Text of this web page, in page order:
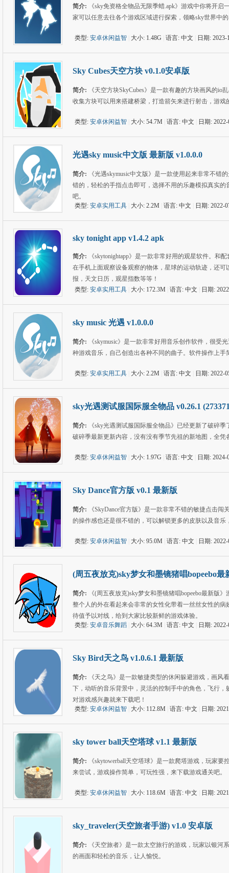
简介:
《sky免资格全物品无限季蜡.apk》游戏中你将开
家可以任意去往各个游戏区域进行探索，领略sky世界中
类型: 安卓休闲益智 大小: 1.48G 语言: 中文 日期: 2023-
Sky Cubes天空方块 v0.1.0安卓版
简介:
《天空方块SkyCubes》是一款有趣的方块画风的
收集方块可以用来搭建桥梁，打造箭矢来进行射击，游
类型: 安卓休闲益智 大小: 54.7M 语言: 中文 日期:
光遇sky music中文版 最新版 v1.0.0.0
简介:
《光遇skymusic中文版》是一款使用起来非常不
错的，轻松的手指点击即可，选择不用的乐趣模拟真实
吧。
类型: 安卓实用工具 大小: 2.2M 语言: 中文 日期: 2022-
sky tonight app v1.4.2 apk
简介:
《skytonightapp》是一款非常好用的观星软件。
在手机上面观察设备观察的物体，星球的运动轨迹，还
报，天文日历，观星指数等等！
类型: 安卓实用工具 大小: 172.3M 语言: 中文 日期:
sky music 光遇 v1.0.0.0
简介:
《skymusic》是一款非常好用音乐创作软件，很
种游戏音乐，自己创造出各种不同的曲子。软件操作上手
类型: 安卓实用工具 大小: 2.2M 语言: 中文 日期: 2022-
sky光遇测试服国际服全物品 v0.26.1
简介:
《sky光遇测试服国际服全物品》已经更新了破碎
破碎季最新更新内容，没有没有季节先祖的新地图，全
类型: 安卓休闲益智 大小: 1.97G 语言: 中文 日期: 2024-
Sky Dance官方版 v0.1 最新版
简介:
《SkyDance官方版》是一款非常不错的敏捷点击
的操作感也还是很不错的，可以解锁更多的皮肤以及音乐
类型: 安卓休闲益智 大小: 95.0M 语言: 中文 日期:
(周五夜放克)sky梦女和墨镜猪唱bopeebo最
简介:
《(周五夜放克)sky梦女和墨镜猪唱bopeebo最新版
整个人的外在看起来会非常的女性化带着一丝丝女性的
待值予以对线，给到大家比较新鲜的游戏体验。
类型: 安卓音乐舞蹈 大小: 64.3M 语言: 中文 日期:
Sky Bird天之鸟 v1.0.6.1 最新版
简介:
《天之鸟》是一款敏捷类型的休闲躲避游戏，画
下，动听的音乐背景中，灵活的控制手中的角色，飞行
对游戏感兴趣就来下载吧！
类型: 安卓休闲益智 大小: 112.8M 语言: 中文 日期:
sky tower ball天空塔球 v1.1 最新版
简介:
《skytowerball天空塔球》是一款爬塔游戏，玩家
来尝试，游戏操作简单，可玩性强，来下载游戏通关吧。
类型: 安卓休闲益智 大小: 118.6M 语言: 中文 日期:
sky_traveler(天空旅者手游) v1.0 安卓版
简介:
《天空旅者》是一款太空旅行的游戏，玩家以银
的画面和轻松的音乐，让人愉悦。